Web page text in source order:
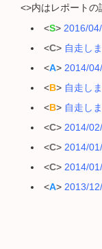
<>内はレポートの
<S> 2016/
<C> 自走し
<A> 2014/
<B> 自走し
<B> 自走し
<C> 2014/
<C> 2014/
<C> 2014/
<A> 2013/